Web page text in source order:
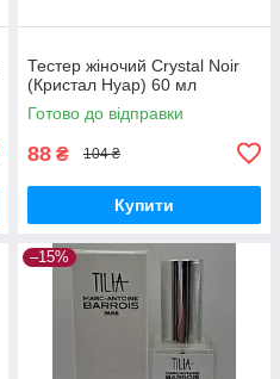
Тестер жіночий Crystal Noir
(Кристал Нуар) 60 мл
Готово до відправки
88 ₴ 104 ₴
Купити
–15%